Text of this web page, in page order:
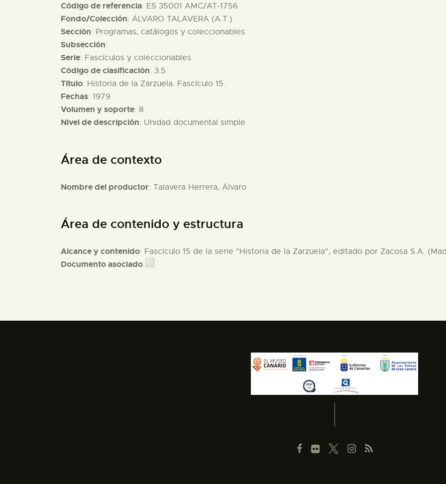
Código de referencia: ES 35001 AMC/AT-1756
Fondo/Colección: ÁLVARO TALAVERA (A.T.)
Sección: Programas, catálogos y coleccionables
Subsección:
Serie: Fascículos y coleccionables
Código de clasificación: 3.5
Título: Historia de la Zarzuela. Fascículo 15.
Fechas: 1979
Volumen y soporte: 8
Nivel de descripción: Unidad documental simple
Área de contexto
Nombre del productor: Talavera Herrera, Álvaro
Área de contenido y estructura
Alcance y contenido: Fascículo 15 de la serie "Historia de la Zarzuela", editado por Zacosa S.A.
Documento asociado